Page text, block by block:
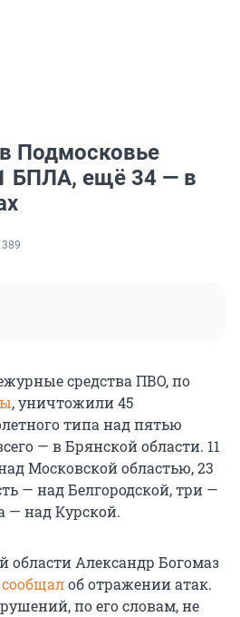
Подмосковье
БПЛА, ещё 34 — в
средства ПВО, по
, уничтожили 45
типа над пятью
— в Брянской области. 11
Московской областью, 23
— над Белгородской, три —
— над Курской.
области Александр Богомаз
сообщалоб отражении атак.
по его словам, не